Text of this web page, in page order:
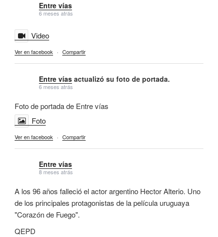
Entre vías
6 meses atrás
Video
Ver en facebook · Compartir
Entre vías actualizó su foto de portada.
6 meses atrás
Foto de portada de Entre vías
Foto
Ver en facebook · Compartir
Entre vías
8 meses atrás
A los 96 años falleció el actor argentino Hector Alterio. Uno
de los principales protagonistas de la película uruguaya
"Corazón de Fuego".
QEPD